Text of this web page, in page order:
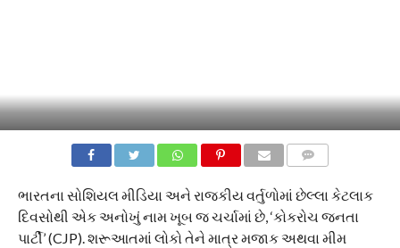
ભારતના સોશિયલ મીડિયા અને રાજકીય વર્તુળોમાં છેલ્લા કેટલાક
દિવસોથી એક અનોખું નામ ખૂબ જ ચર્ચામાં છે, ‘કોકરોચ જનતા
પાર્ટી’ (CJP). શરૂઆતમાં લોકો તેને માત્ર મજાક અથવા મીમ